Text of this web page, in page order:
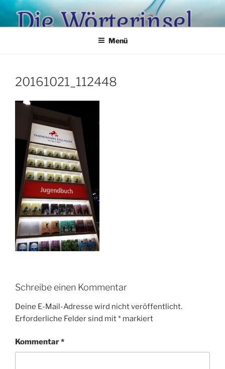
Zum
Inhalt
springen
Menü
20161021_112448
Schreibe einen Kommentar
Deine E-Mail-Adresse wird nicht veröffentlicht.
Erforderliche Felder sind mit* markiert
Kommentar*